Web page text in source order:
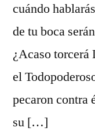
cuándo
de tu boca
¿Acaso torcerá
el
pecaron contra
su […]